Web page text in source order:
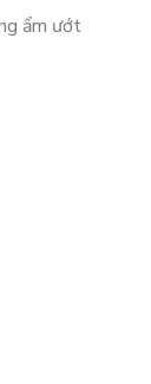
ẩm ướt